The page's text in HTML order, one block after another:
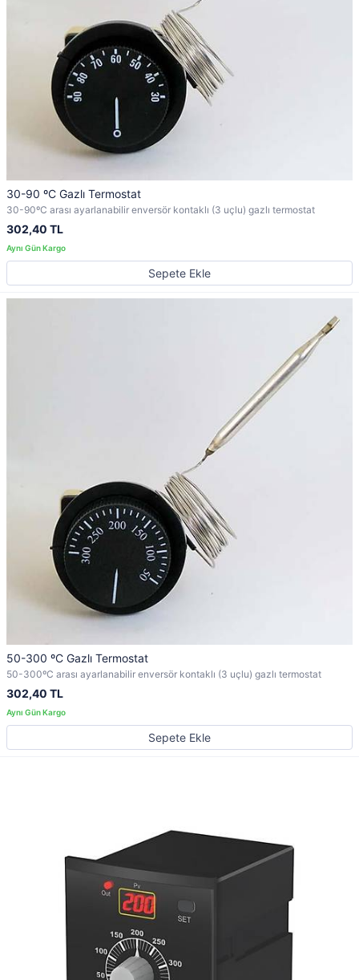
30-90 ºC Gazlı Termostat
30-90ºC arası ayarlanabilir enversör kontaklı (3 uçlu) gazlı termostat
302,40 TL
Sepete Ekle
50-300 ºC Gazlı Termostat
50-300ºC arası ayarlanabilir enversör kontaklı (3 uçlu) gazlı termostat
302,40 TL
Sepete Ekle